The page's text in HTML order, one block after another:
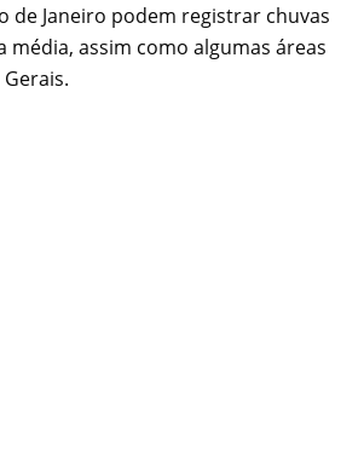
de Janeiro podem registrar chuvas
média, assim como algumas áreas